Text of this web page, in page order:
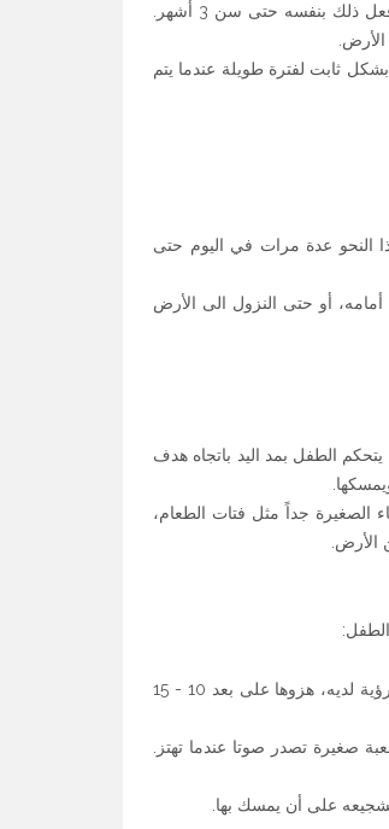
من أول الأشياء التي يتعلمها الاباء والأمهات الجدد هو دعم رأس الطفل، لأنه لا يستطيع فعل ذلك بنفسه حتى سن 3 أشهر.
ثابت لفترة طويلة عندما يتم
عدة مرات في اليوم حتى
أو حتى النزول الى الأرض
حتى سن 3 أشهر. في سن 5 أو 6 أشهر، ينبغي أن يتحكم الطفل بمد اليد باتجاه هدف
الصغيرة جداً مثل فتات الطعام،
الأرض.
عندما يكون الطفل مستلقيا على ظهره على الأرض، حركوا أشياء موازية لخط الرؤية لديه، هزوها على بعد 10 - 15
صغيرة تصدر صوتا عندما تهتز.
على أن يمسك بها.